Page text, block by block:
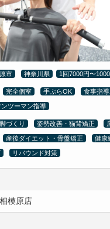
市 神奈川県 1回7000円〜
完全個室 手ぶらOK 食事指導
ンツーマン指導
づくり 姿勢改善・猫背矯正
産後ダイエット・骨盤矯正 健康
リバウンド対策
模原店